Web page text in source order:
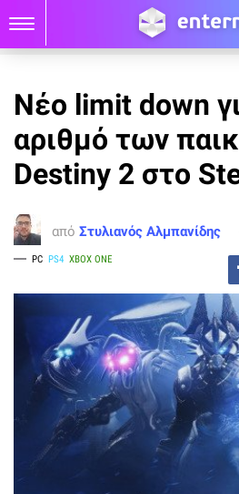
Νέο limit down
αριθμό των
Destiny 2 στο
από Στυλιανός Αλμπανίδης
PC PS4 XBOX ONE